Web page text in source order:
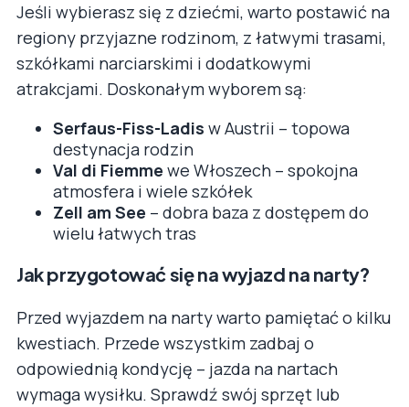
Jeśli wybierasz się z dziećmi, warto postawić na
regiony przyjazne rodzinom, z łatwymi trasami,
szkółkami narciarskimi i dodatkowymi
atrakcjami. Doskonałym wyborem są:
Serfaus-Fiss-Ladis w Austrii – topowa
destynacja rodzin
Val di Fiemme we Włoszech – spokojna
atmosfera i wiele szkółek
Zell am See – dobra baza z dostępem do
wielu łatwych tras
Jak przygotować się na wyjazd na narty?
Przed wyjazdem na narty warto pamiętać o kilku
kwestiach. Przede wszystkim zadbaj o
odpowiednią kondycję – jazda na nartach
wymaga wysiłku. Sprawdź swój sprzęt lub